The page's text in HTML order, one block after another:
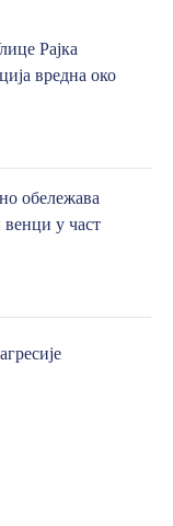
Рајка
вредна око
обележава
у част